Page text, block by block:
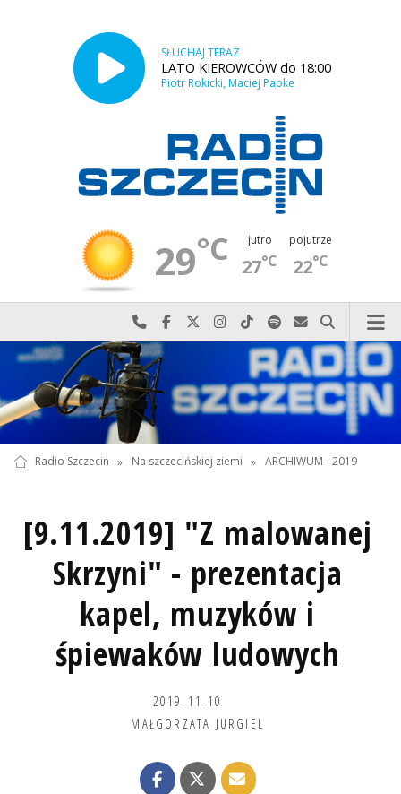
SŁUCHAJ TERAZ
LATO KIEROWCÓW do 18:00
Piotr Rokicki, Maciej Papke
29°C jutro
27°C
pojutrze
22°C
Najlepiej po prostu do nas zadzwoń
Odwiedź nas na Facebook-u
Odwiedź nas na X
Odwiedź nas na Instagram-ie
Odwiedź nas na TikTok-u
Szukaj nas na Spotify
Wyślij do nas
Szukaj
Radio Szczecin » Na szczecińskiej ziemi » ARCHIWUM - 2019
[9.11.2019] "Z malowanej
Skrzyni" - prezentacja
kapel, muzyków i
śpiewaków ludowych
2019-11-10
MAŁGORZATA JURGIEL